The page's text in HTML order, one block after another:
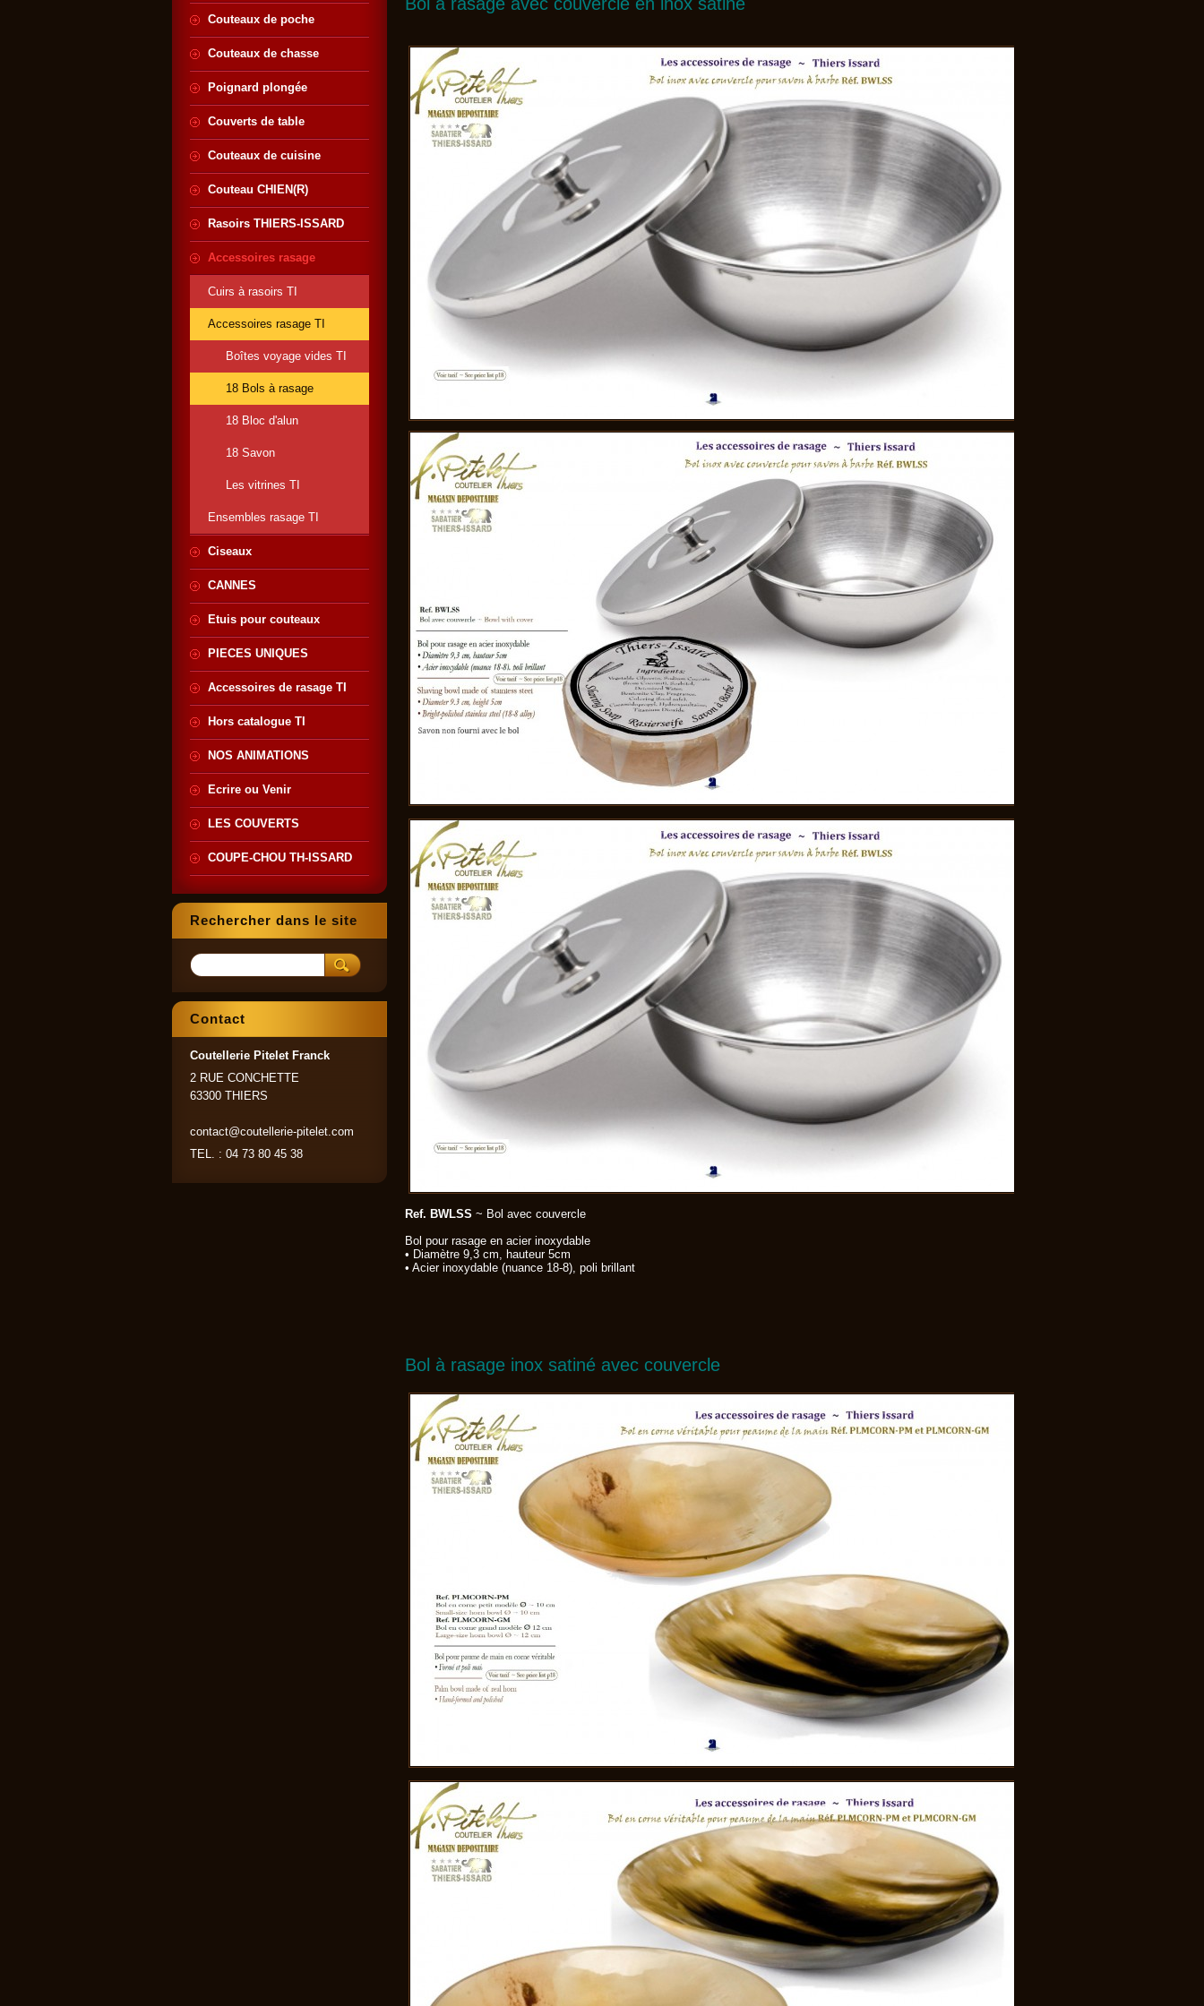
Ref. BWLSS ~ Bol avec couvercle
Bol pour rasage en acier inoxydable
• Diamètre 9,3 cm, hauteur 5cm
• Acier inoxydable (nuance 18-8), poli brillant
Bol à rasage inox satiné avec couvercle
Couteaux de poche
Couteaux de chasse
Poignard plongée
Couverts de table
Couteaux de cuisine
Couteau CHIEN(R)
Rasoirs THIERS-ISSARD
Accessoires rasage
Cuirs à rasoirs TI
Accessoires rasage TI
Boîtes voyage vides TI
18 Bols à rasage
18 Bloc d'alun
18 Savon
Les vitrines TI
Ensembles rasage TI
Ciseaux
CANNES
Etuis pour couteaux
PIECES UNIQUES
Accessoires de rasage TI
Hors catalogue TI
NOS ANIMATIONS
Ecrire ou Venir
LES COUVERTS
COUPE-CHOU TH-ISSARD
Rechercher dans le site
Contact
Coutellerie Pitelet Franck
2 RUE CONCHETTE
63300 THIERS
contact@coutellerie-pitelet.com
TEL. : 04 73 80 45 38